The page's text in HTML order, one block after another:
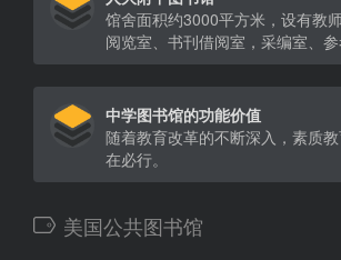
馆舍面积约3000平方米，设有教
阅览室、书刊借阅室，采编室、
室，可提供借阅、导读、检索、
多类型、多层次的服务。
中学图书馆的功能价值
随着教育改革的不断深入，素质
在必行。
美国公共图书馆